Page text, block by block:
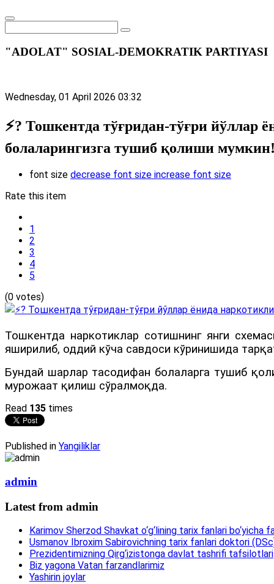
"ADOLAT" SOSIAL-DEMOKRATIK PARTIYASI
Wednesday, 01 April 2026 03:32
⚡️? Тошкентда тўғридан-тўғри йўллар
болаларингизга тушиб қолиши
font size decrease font size increase font size
Rate this item
1
2
3
4
5
(0 votes)
Тошкентда наркотиклар сотишнинг янги
яширилиб, оддий кўча савдоси кўринишида
Бундай шарлар тасодифан болаларга тушиб
мурожаат қилиш сўралмоқда.
Read 135 times
Published in Yangiliklar
admin
Latest from admin
Karimov Sherzod Shavkat o‘g‘lining tarix fanlari
Usmanov Ibroxim Sabirovichning tarix fanlari doktori
Prezidentimizning Qirg‘izistonga davlat tashrifi tafsilotlari
Biz yagona Vatan farzandlarimiz
Yashirin joylar